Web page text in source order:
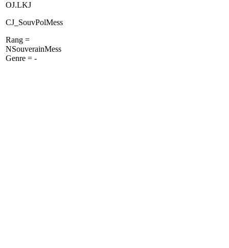
OJ.LKJ
CJ_SouvPolMess
Rang =
NSouverainMess
Genre = -